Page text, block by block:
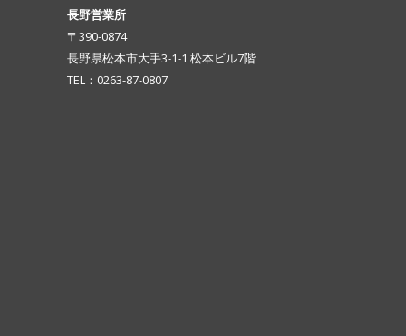
長野営業所
〒390-0874
長野県松本市大手3-1-1 松本ビル7階
TEL：0263-87-0807